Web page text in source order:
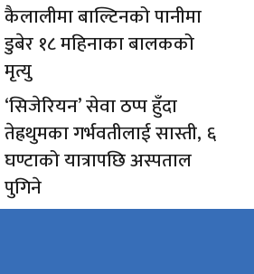
कैलालीमा बाल्टिनको पानीमा
डुबेर १८ महिनाका बालकको
मृत्यु
‘सिजेरियन’ सेवा ठप्प हुँदा
तेह्रथुमका गर्भवतीलाई सास्ती, ६
घण्टाको यात्रापछि अस्पताल
पुगिने